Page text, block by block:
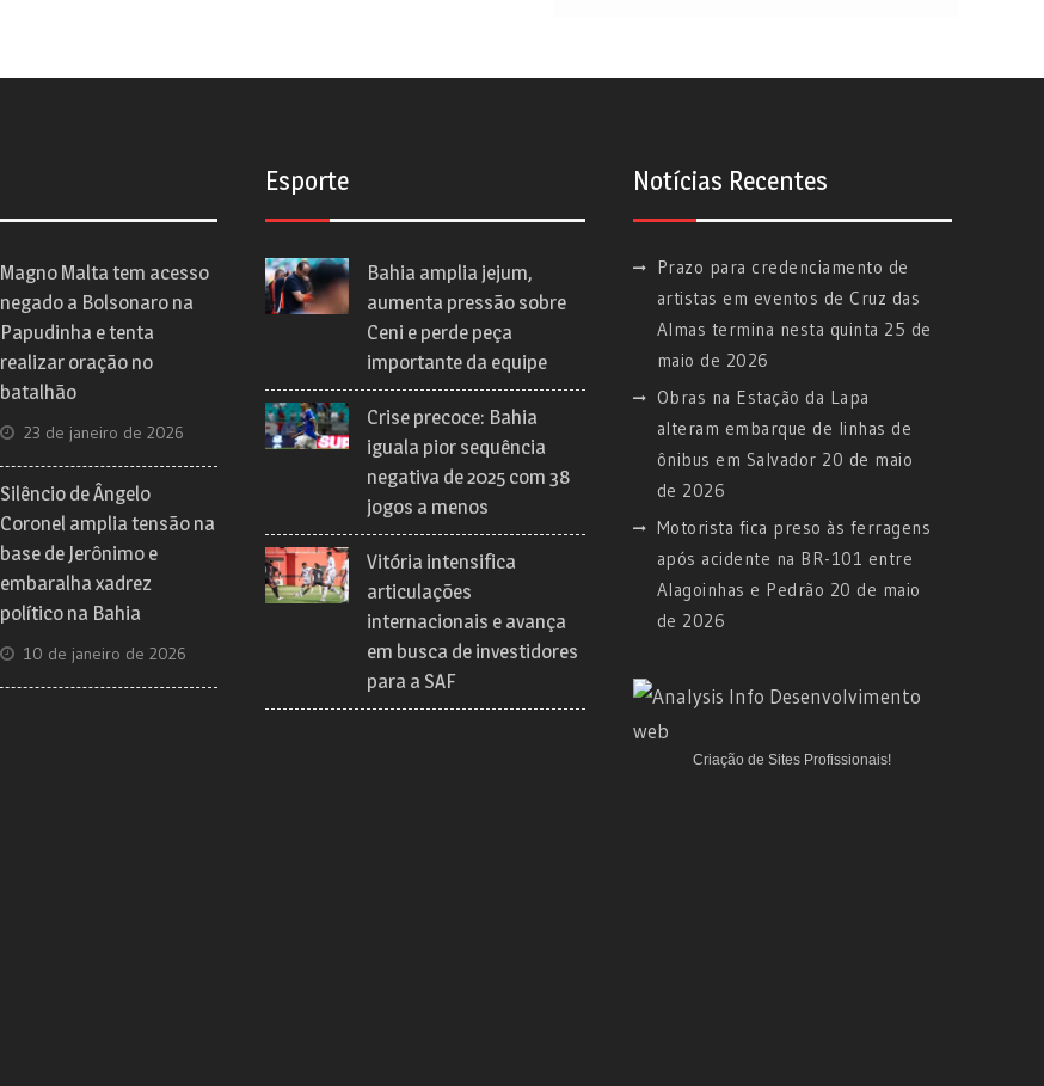
Magno Malta tem acesso
negado a Bolsonaro na
Papudinha e tenta
realizar oração no
batalhão
23 de janeiro de 2026
Silêncio de Ângelo
Coronel amplia tensão na
base de Jerônimo e
embaralha xadrez
político na Bahia
10 de janeiro de 2026
Esporte
Bahia amplia jejum,
aumenta pressão sobre
Ceni e perde peça
importante da equipe
Crise precoce: Bahia
iguala pior sequência
negativa de 2025 com 38
jogos a menos
Vitória intensifica
articulações
internacionais e avança
em busca de investidores
para a SAF
Notícias Recentes
Prazo para credenciamento de
artistas em eventos de Cruz das
Almas termina nesta quinta 25 de
maio de 2026
Obras na Estação da Lapa
alteram embarque de linhas de
ônibus em Salvador 20 de maio
de 2026
Motorista fica preso às ferragens
após acidente na BR-101 entre
Alagoinhas e Pedrão 20 de maio
de 2026
Criação de Sites Profissionais!